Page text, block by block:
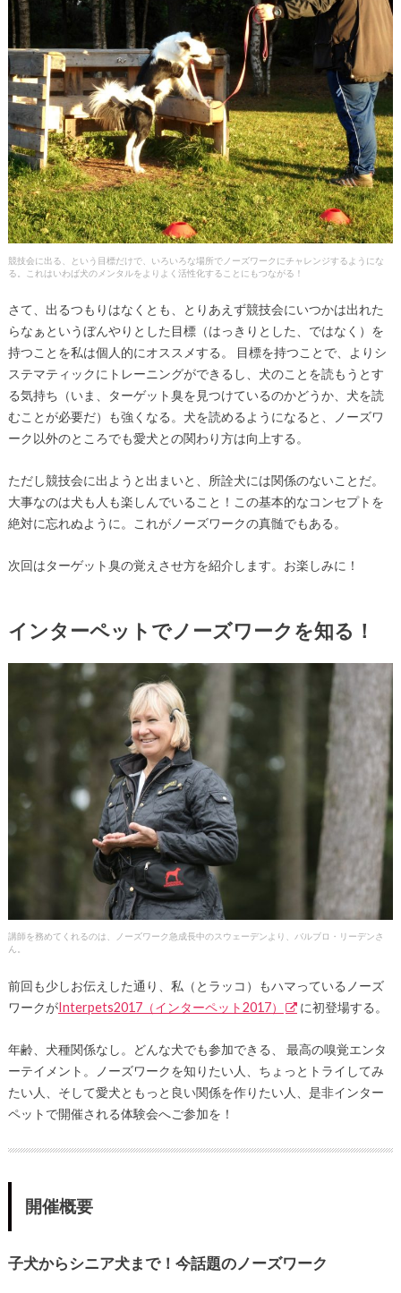
競技会に出る、という目標だけで、いろいろな場所でノーズワークにチャレンジするようにな
る。これはいわば犬のメンタルをよりよく活性化することにもつながる！
さて、出るつもりはなくとも、とりあえず競技会にいつかは出れた
らなぁというぼんやりとした目標（はっきりとした、ではなく）を
持つことを私は個人的にオススメする。 目標を持つことで、よりシ
ステマティックにトレーニングができるし、犬のことを読もうとす
る気持ち（いま、ターゲット臭を見つけているのかどうか、犬を読
むことが必要だ）も強くなる。犬を読めるようになると、ノーズワ
ーク以外のところでも愛犬との関わり方は向上する。
ただし競技会に出ようと出まいと、所詮犬には関係のないことだ。
大事なのは犬も人も楽しんでいること！この基本的なコンセプトを
絶対に忘れぬように。これがノーズワークの真髄でもある。
次回はターゲット臭の覚えさせ方を紹介します。お楽しみに！
インターペットでノーズワークを知る！
講師を務めてくれるのは、ノーズワーク急成長中のスウェーデンより、バルブロ・リーデンさ
ん。
前回も少しお伝えした通り、私（とラッコ）もハマっているノーズ
ワークがInterpets2017（インターペット2017） に初登場する。
年齢、犬種関係なし。どんな犬でも参加できる、 最高の嗅覚エンタ
ーテイメント。ノーズワークを知りたい人、ちょっとトライしてみ
たい人、そして愛犬ともっと良い関係を作りたい人、是非インター
ペットで開催される体験会へご参加を！
開催概要
子犬からシニア犬まで！ 今話題のノーズワーク